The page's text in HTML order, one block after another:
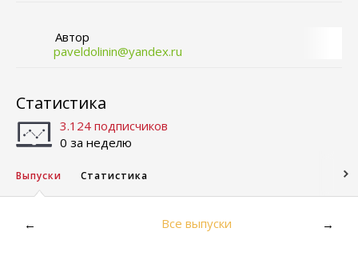
Автор
paveldolinin@yandex.ru
Статистика
3.124 подписчиков
0 за неделю
Выпуски Статистика
← Все выпуски →